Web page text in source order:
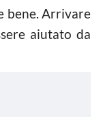
bene. Arrivare
aiutato da